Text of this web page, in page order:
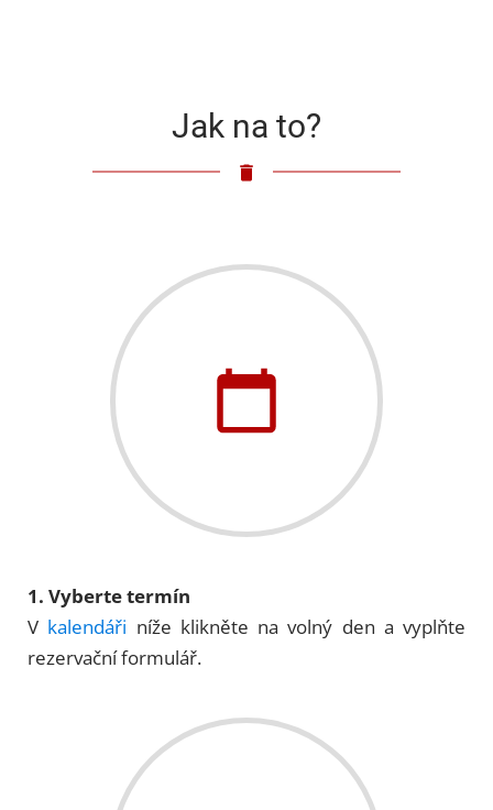
Jak na to?
1. Vyberte termín
V kalendáři níže klikněte na volný den a vyplňte
rezervační formulář.